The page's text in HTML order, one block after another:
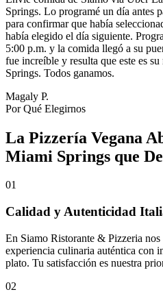
Springs. Lo programé un día antes
para confirmar que había
había elegido el día siguiente.
5:00 p.m. y la comida llegó a su
fue increíble y resulta que este es
Springs. Todos ganamos.
Magaly P.
Por Qué Elegirnos
La Pizzería Vegana
Miami Springs que
01
Calidad y Autenticidad
En Siamo Ristorante & Pizzeria nos
experiencia culinaria auténtica con
plato. Tu satisfacción es nuestra
02